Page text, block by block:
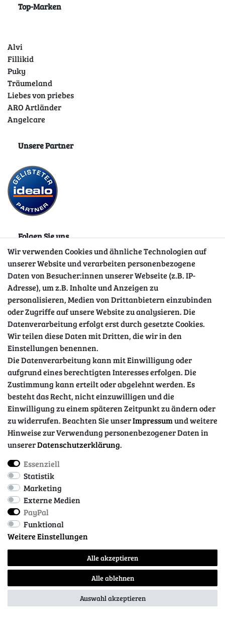
Top-Marken
Alvi
Fillikid
Puky
Träumeland
Liebes von priebes
ARO Artländer
Angelcare
Unsere Partner
Folgen Sie uns
Sicher einkaufen
Impressum
Barrierefreiheitserklärung
Vertrag widerrufen
© Copyright 2026 | Alle Rechte vorbehalten.
Wir verwenden Cookies und ähnliche Technologien auf
unserer Website und verarbeiten personenbezogene
Daten von Besucher:innen unserer Webseite (z.B. IP-
Adresse), um z.B. Inhalte und Anzeigen zu
personalisieren, Medien von Drittanbietern einzubinden
oder Zugriffe auf unsere Website zu analysieren. Die
Datenverarbeitung erfolgt erst durch gesetzte Cookies.
Wir teilen diese Daten mit Dritten, die wir in den
Einstellungen benennen.
Die Datenverarbeitung kann mit Einwilligung oder
aufgrund eines berechtigten Interesses erfolgen. Die
Zustimmung kann erteilt oder abgelehnt werden. Es
besteht das Recht, nicht einzuwilligen und die
Einwilligung zu einem späteren Zeitpunkt zu ändern oder
zu widerrufen. Beachten Sie unserImpressumund weitere
Hinweise zur Verwendung personenbezogener Daten in
unsererDaten­schutz­erklärung.
Essenziell
Statistik
Marketing
Externe Medien
PayPal
Funktional
Weitere Einstellungen
Alle akzeptieren
Alle ablehnen
Auswahl akzeptieren